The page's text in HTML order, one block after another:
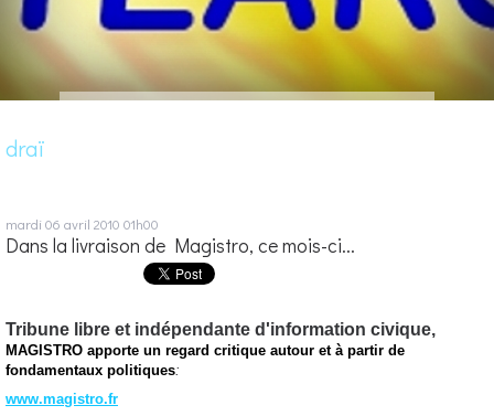
draï
mardi 06 avril 2010 01h00
Dans la livraison de Magistro, ce mois-ci...
Tribune libre et indépendante d'information civique,
MAGISTRO apporte un regard critique autour et à partir de
fondamentaux politiques:
www.magistro.fr